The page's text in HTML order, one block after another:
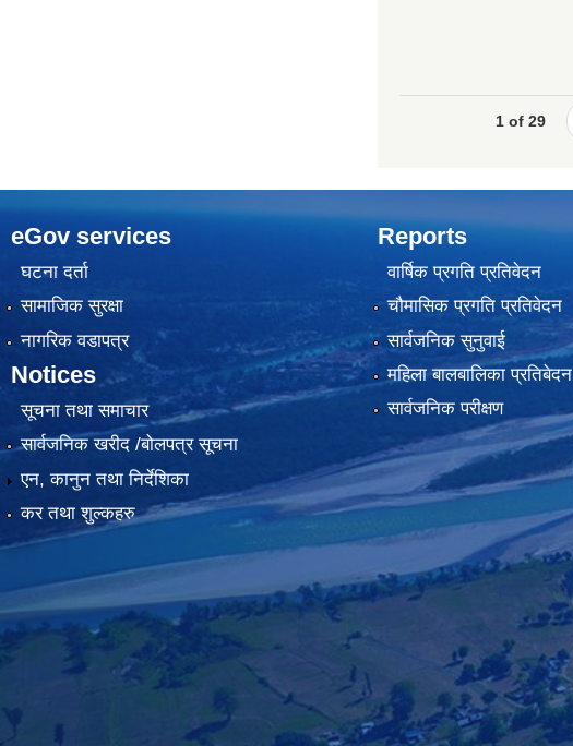
1 of 29
eGov services
घटना दर्ता
सामाजिक सुरक्षा
नागरिक वडापत्र
Notices
सूचना तथा समाचार
सार्वजनिक खरीद /बोलपत्र सूचना
एन, कानुन तथा निर्देशिका
कर तथा शुल्कहरु
Reports
वार्षिक प्रगति प्रतिवेदन
चौमासिक प्रगति प्रतिवेदन
सार्वजनिक सुनुवाई
महिला बालबालिका प्रतिबेदन
सार्वजनिक परीक्षण